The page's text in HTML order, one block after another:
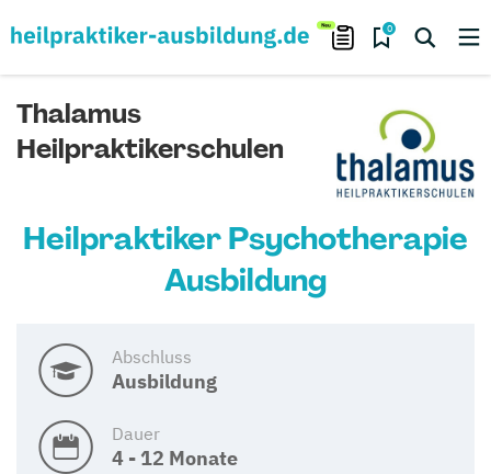
0
Thalamus
Heilpraktikerschulen
Heilpraktiker Psychotherapie
Ausbildung
Abschluss
Ausbildung
Dauer
4 - 12 Monate